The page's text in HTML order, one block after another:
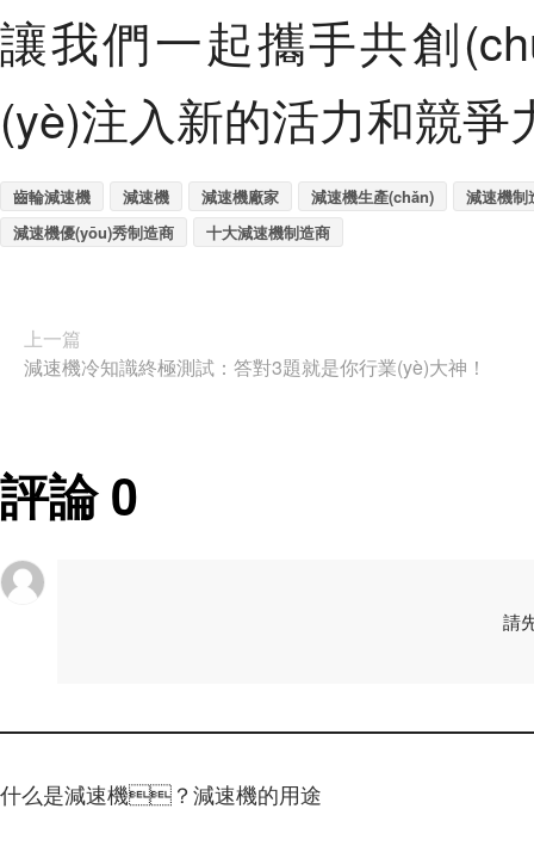
讓我們一起攜手共創
(yè)注入新的活力和競爭力
齒輪減速機 減速機 減速機廠家 減速機生產(chǎn)
減速機制
減速機優(yōu)秀制造商
十大減速機制造商
上一篇
減速機冷知識終極測試：答對3題就是你行業(yè)大神！
評論0
請
什么是減速機？減速機的用途